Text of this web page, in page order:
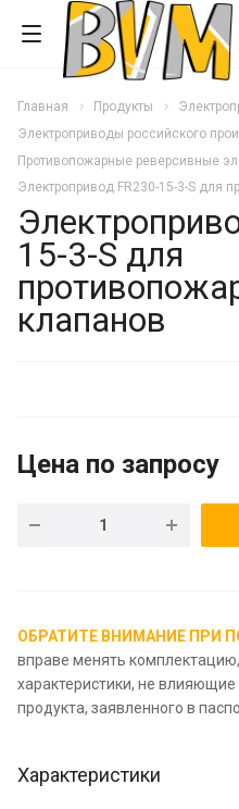
Главная Продукты
Электроприводы российского
Противопожарные реверсивные
Электропривод FR230-15-3-S для
15-3-S для
клапанов
Цена по запросу
ОБРАТИТЕ ВНИМАНИЕ ПРИ
вправе менять
характеристики, не влияющие
продукта, заявленного в
Характеристики